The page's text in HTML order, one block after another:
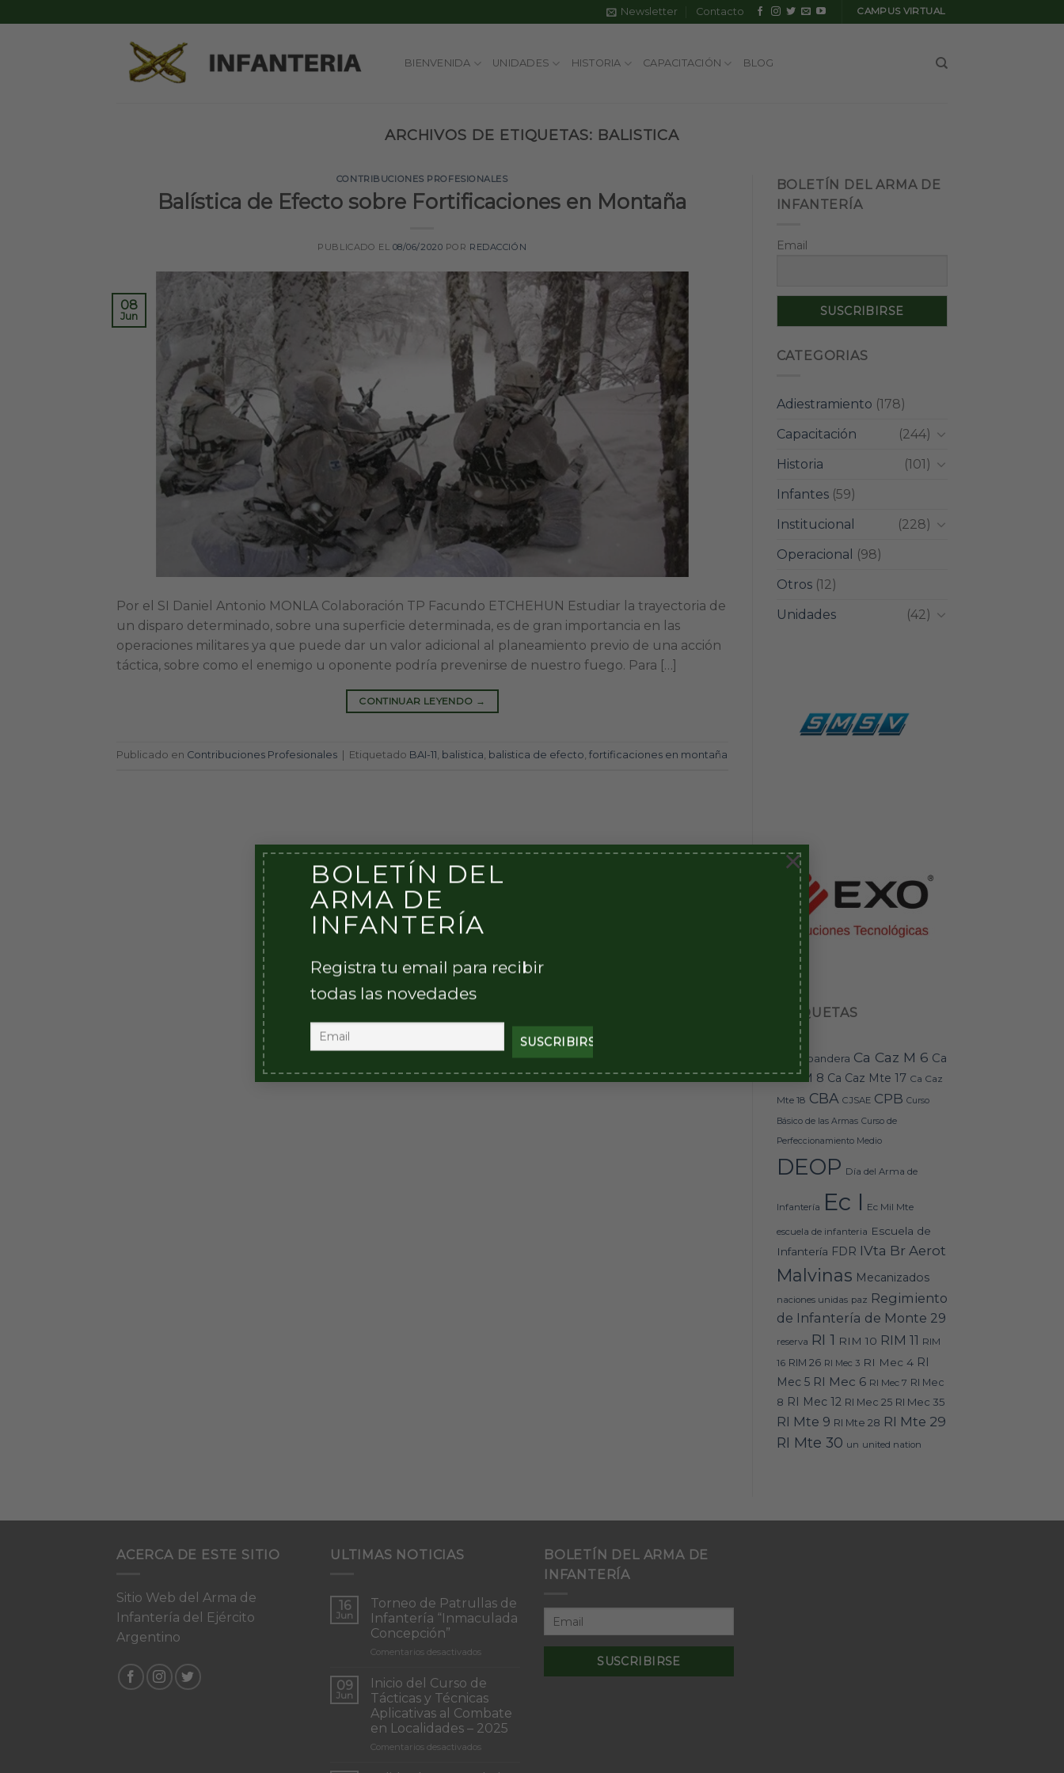
BOLETÍN DEL
ARMA DE
INFANTERÍA
Registra tu email para recibir
todas las novedades
×
to
Newsletter Contacto CAMPUS VIRTUAL
BIENVENIDA UNIDADES HISTORIA CAPACITACIÓN BLOG
ARCHIVOS DE ETIQUETAS: BALISTICA
CONTRIBUCIONES PROFESIONALES
Balística de Efecto sobre Fortificaciones en Montaña
PUBLICADO EL 08/06/2020 POR REDACCIÓN
08
Jun
Por el SI Daniel Antonio MONLA Colaboración TP Facundo ETCHEHUN Estudiar la trayectoria de
un disparo determinado, sobre una superficie determinada, es de gran importancia en las
operaciones militares ya que puede dar un valor adicional al planeamiento previo de una acción
táctica, sobre como el enemigo u oponente podría prevenirse de nuestro fuego. Para […]
CONTINUAR LEYENDO →
Publicado en Contribuciones Profesionales Etiquetado BAI-11, balistica, balistica de efecto, fortificaciones en montaña
BOLETÍN DEL ARMA DE
INFANTERÍA
Email
CATEGORIAS
Adiestramiento (178)
Capacitación
(244)
Historia
(101)
Infantes(59)
Institucional
(228)
Operacional
(98)
Otros(12)
Unidades
(42)
ETIQUETAS
BAI-11 bandera Ca Caz M 6 Ca
Caz M 8 Ca Caz Mte 17 Ca Caz
Mte 18 CBA CJSAE CPB Curso
Básico de las Armas Curso de
Perfeccionamiento Medio
DEOP Día del Arma de
Infantería Ec I Ec Mil Mte
escuela de infanteria Escuela de
Infantería FDR IVta Br Aerot
Malvinas Mecanizados
naciones unidas paz Regimiento
de Infantería de Monte 29
reserva RI 1 RIM 10 RIM 11 RIM
16 RIM 26 RI Mec 3 RI Mec 4 RI
Mec 5 RI Mec 6 RI Mec 7 RI Mec
8 RI Mec 12 RI Mec 25 RI Mec 35
RI Mte 9 RI Mte 28 RI Mte 29
RI Mte 30 un united nation
ACERCA DE ESTE SITIO
Sitio Web del Arma de
Infantería del Ejército
Argentino
ULTIMAS NOTICIAS
16
Jun
Torneo de Patrullas de
Infantería “Inmaculada
Concepción”
Comentarios desactivadosen
de
de
Infantería
“Inmaculada
09
Jun
Inicio del Curso de
Tácticas y Técnicas
Aplicativas al Combate
en Localidades – 2025
Comentarios desactivadosen
BOLETÍN DEL ARMA DE
INFANTERÍA